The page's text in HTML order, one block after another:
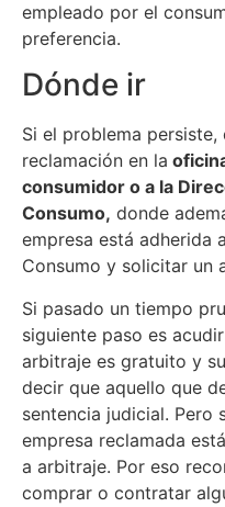
empleado por el
preferencia.
Dónde ir
Si el problema persiste,
reclamación en la
consumidor o a la
Consumo, donde
empresa está adherida
Consumo y solicitar un
Si pasado un tiempo
siguiente paso es
arbitraje es gratuito y
decir que aquello que
sentencia judicial. Pero
empresa reclamada
a arbitraje. Por eso
comprar o contratar